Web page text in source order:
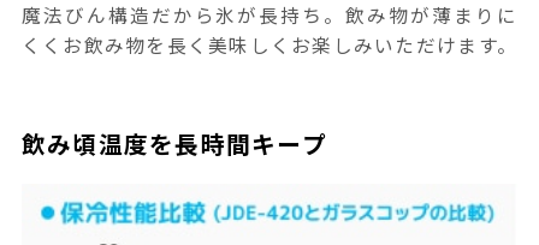
魔法びん構造だから氷が長持ち。飲み物が薄まりに
くくお飲み物を長く美味しくお楽しみいただけます。
飲み頃温度を長時間キープ